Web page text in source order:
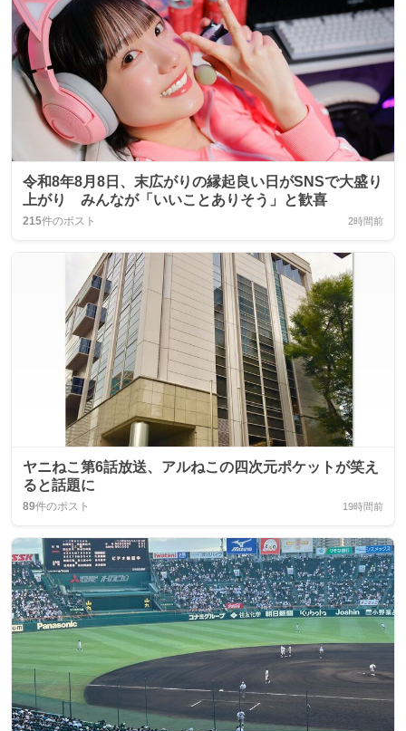
令和8年8月8日、末広がりの縁起良い日がSNSで大盛り
上がり みんなが「いいことありそう」と歓喜
215件のポスト 2時間前
ヤニねこ第6話放送、アルねこの四次元ポケットが笑え
ると話題に
89件のポスト 19時間前